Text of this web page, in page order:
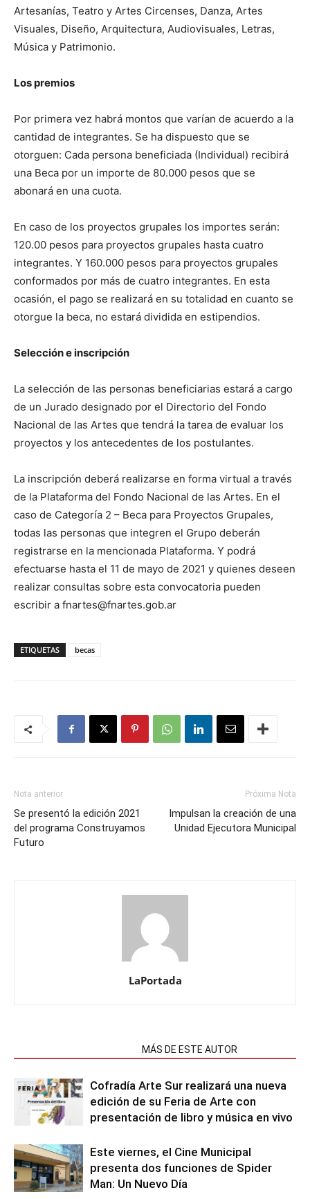
Artesanías, Teatro y Artes Circenses, Danza, Artes
Visuales, Diseño, Arquitectura, Audiovisuales, Letras,
Música y Patrimonio.
Los premios
Por primera vez habrá montos que varían de acuerdo a la
cantidad de integrantes. Se ha dispuesto que se
otorguen: Cada persona beneficiada (Individual) recibirá
una Beca por un importe de 80.000 pesos que se
abonará en una cuota.
En caso de los proyectos grupales los importes serán:
120.00 pesos para proyectos grupales hasta cuatro
integrantes. Y 160.000 pesos para proyectos grupales
conformados por más de cuatro integrantes. En esta
ocasión, el pago se realizará en su totalidad en cuanto se
otorgue la beca, no estará dividida en estipendios.
Selección e inscripción
La selección de las personas beneficiarias estará a cargo
de un Jurado designado por el Directorio del Fondo
Nacional de las Artes que tendrá la tarea de evaluar los
proyectos y los antecedentes de los postulantes.
La inscripción deberá realizarse en forma virtual a través
de la Plataforma del Fondo Nacional de las Artes. En el
caso de Categoría 2 – Beca para Proyectos Grupales,
todas las personas que integren el Grupo deberán
registrarse en la mencionada Plataforma. Y podrá
efectuarse hasta el 11 de mayo de 2021 y quienes deseen
realizar consultas sobre esta convocatoria pueden
escribir a fnartes@fnartes.gob.ar
ETIQUETAS becas
Nota anterior
Se presentó la edición 2021
del programa Construyamos
Futuro
Próxima Nota
Impulsan la creación de una
Unidad Ejecutora Municipal
LaPortada
MÁS DE ESTE AUTOR
Cofradía Arte Sur realizará una nueva
edición de su Feria de Arte con
presentación de libro y música en vivo
Este viernes, el Cine Municipal
presenta dos funciones de Spider
Man: Un Nuevo Día